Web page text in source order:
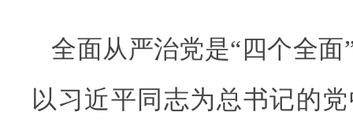
全面从严治党是“四个全面
以习近平同志为总书记的